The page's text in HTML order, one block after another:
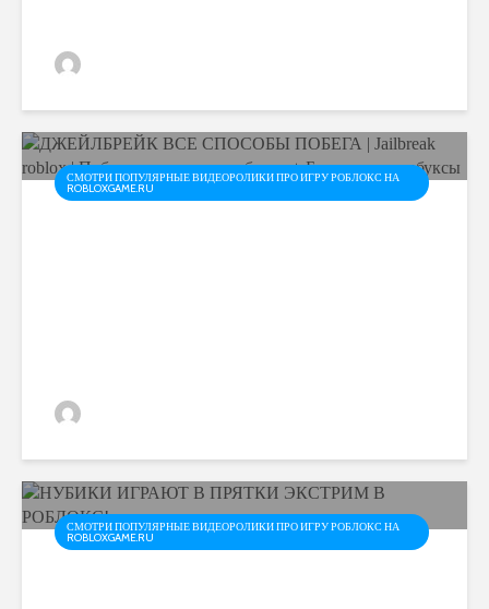
СМОТРИ ПОПУЛЯРНЫЕ ВИДЕОРОЛИКИ ПРО ИГРУ РОБЛОКС НА
ROBLOXGAME.RU
СМОТРИ ПОПУЛЯРНЫЕ ВИДЕОРОЛИКИ ПРО ИГРУ РОБЛОКС НА
ROBLOXGAME.RU